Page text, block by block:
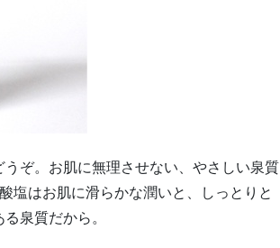
ぞ。お肌に無理させない、やさしい泉質
塩はお肌に滑らかな潤いと、しっとりと
泉質だから。